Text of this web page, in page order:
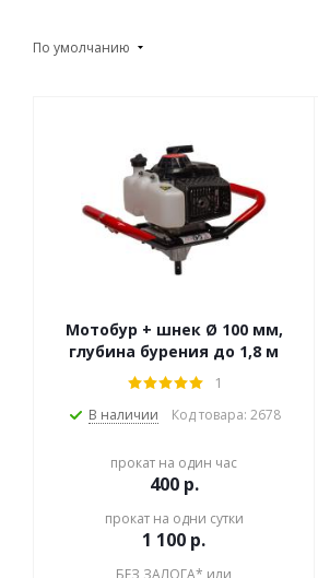
По умолчанию
Мотобур + шнек Ø 100 мм,
глубина бурения до 1,8 м
1
В наличии Код товара: 2678
прокат на один час
400р.
прокат на одни сутки
1 100 р.
БЕЗ ЗАЛОГА* или